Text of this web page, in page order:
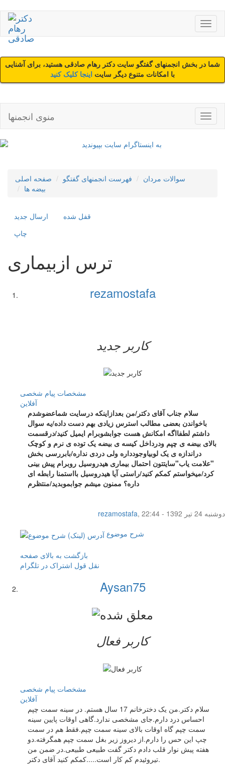
شما در بخش انجمنهای گفتگو سایت دکتر رهام صادقی هستید، برای آشنایی
با امکانات متنوع دیگر سایت اینجا کلیک کنید
منوی انجمنها
صفحه اصلی فهرست انجمنهای گفتگو
سوالات مردان
بیضه ها
ارسال جديد
قفل شده
چاپ
ترس ازبیماری
rezamostafa
کاربر جدید
مشخصات پیام شخصی
آفلاين
سلام جناب آقای دکتر/من بعدازاینکه درسایت شماعضوشدم
باخواندن بعضی مطالب استرس زیادی بهم دست داده/یه سوال
داشتم لطفااگه امکانش هست جوابشوبرام ایمیل کنید/درقسمت
بالای بیضه ی چپم ودرداخل کیسه ی بیضه یک توده ی نرم و کوچک
دراندازه ی یک لوبیاوجودداره ولی دردی نداره/بابررسی بخش
"علامت یاب"سایتتون احتمال بیماری هیدروسیل روبرام پیش بینی
کرد/میخواستم کمکم کنید/راستی آیا هیدروسیل بااستمنا رابطه ای
داره؟ ممنون میشم جوابموبدید/منتظرم
rezamostafa,
دوشنبه 24 تیر 1392 - 22:44
شرح موضوع
بازگشت به بالای صفحه
نقل قول اشتراک در تلگرام
Aysan75
کاربر فعال
مشخصات پیام شخصی
آفلاين
سلام دکتر.من یک دخترخانم 17 سال هستم. در سینه سمت چپم
احساس درد دارم.جای مشخصی ندارد.گاهی اوقات پایین سینه
سمت چپم گاه اوقات بالای سینه سمت چپم.فقط هم در سمت
چپ این حس را دارم.از دیروز زیر بغل سمت چپم همگرفته.دو
هفته پیش نوار قلب دادم دکتر گفت طبیعی طبیعی.در ضمن من
تیروئیدم کم کار است.....کمکم کنید آقای دکتر.